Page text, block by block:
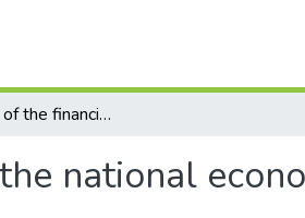
Key indicators of the financial stability of the national economy in the conditions of external threats
national